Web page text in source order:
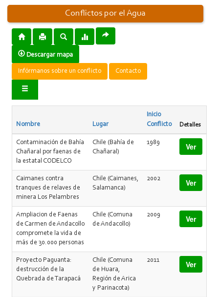
Conflictos por el Agua
Descargar mapa
Infórmanos sobre un conflicto Contacto
Nombre Lugar
Inicio
Conflicto
Detalles
Contaminación de Bahía
Chañaral por faenas de
la estatal CODELCO
Chile (Bahía de
Chañaral)
1989 Ver
Caimanes contra
tranques de relaves de
minera Los Pelambres
Chile (Caimanes,
Salamanca)
2002 Ver
Ampliacion de Faenas
de Carmen de Andacollo
compromete la vida de
más de 30.000 personas
Chile (Comuna
de Andacollo)
2009 Ver
Proyecto Paguanta:
destrucción de la
Quebrada de Tarapacá
Chile (Comuna
de Huara,
Región de Arica
y Parinacota)
2011 Ver